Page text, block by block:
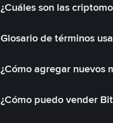
¿Cuáles son las
Glosario de términos
¿Cómo agregar nuevos
¿Cómo puedo vender